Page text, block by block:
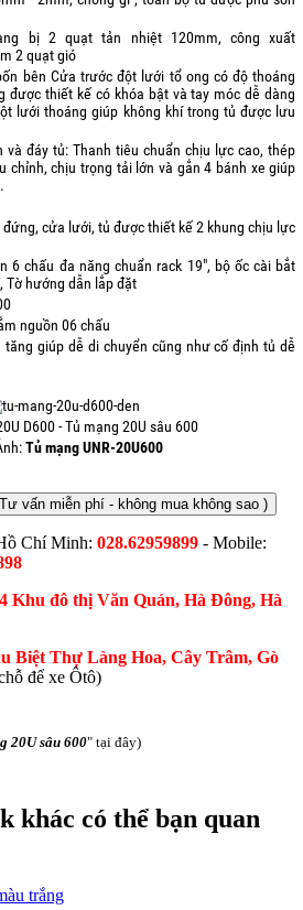
bị 2 quạt tản nhiệt 120mm, công xuất
2 quạt gió
bên Cửa trước đột lưới tổ ong có độ thoáng
được thiết kế có khóa bật và tay móc dễ dàng
lưới thoáng giúp không khí trong tủ được lưu
và đáy tủ: Thanh tiêu chuẩn chịu lực cao, thép
chỉnh, chịu trọng tải lớn và gắn 4 bánh xe giúp
đứng, cửa lưới, tủ được thiết kế 2 khung chịu lực
6 chấu đa năng chuẩn rack 19", bộ ốc cài bắt
Tờ hướng dẫn lắp đặt
nguồn 06 chấu
giúp dễ di chuyển cũng như cố định tủ dễ
Tủ mạng UNR-20U600
vấn miễn phí - không mua không sao )
Chí Minh: 028.62959899 - Mobile:
Khu đô thị Văn Quán, Hà Đông, Hà
Biệt Thự Làng Hoa, Cây Trâm, Gò
để xe Ôtô)
20U sâu 600" tại đây)
khác có thể bạn quan